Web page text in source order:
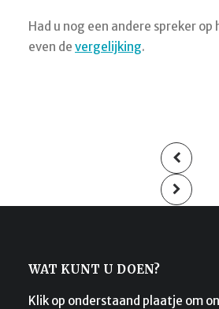
Had u nog een andere spreker op
even de vergelijking.
WAT KUNT U DOEN?
Klik op onderstaand plaatje om